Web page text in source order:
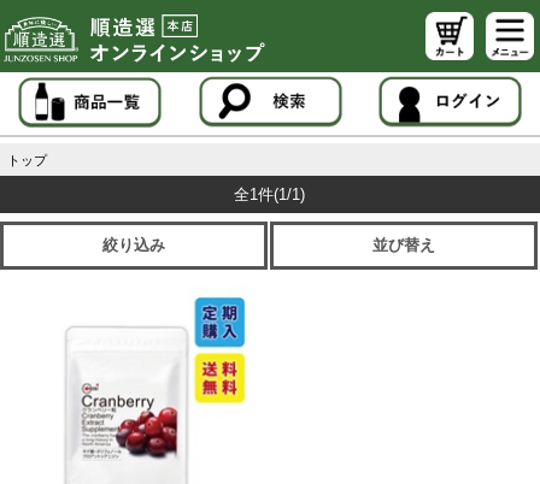
トップ
全1件(1/1)
絞り込み 並び替え